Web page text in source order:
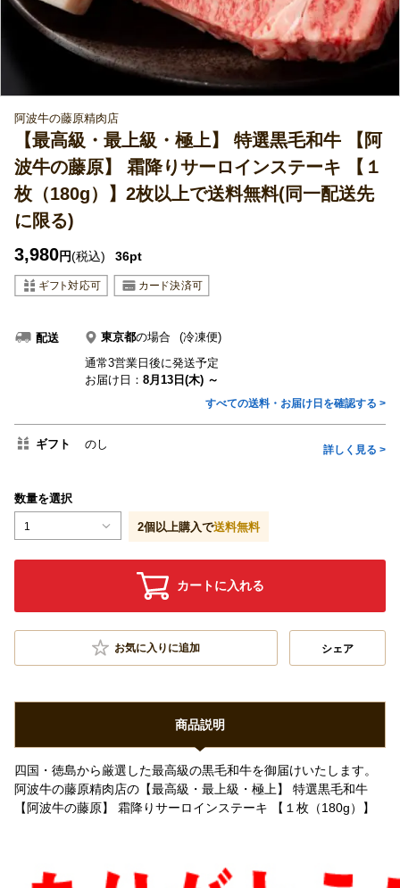
阿波牛の藤原精肉店
【最高級・最上級・極上】 特選黒毛和牛 【阿
波牛の藤原】 霜降りサーロインステーキ 【１
枚（180g）】2枚以上で送料無料(同一配送先
に限る)
3,980円(税込) 36pt
配送 東京都の場合
(冷凍便)
通常3営業日後に発送予定
お届け日： 8月13日(木) ～
すべての送料・お届け日を確認する >
ギフト のし 詳しく見る >
数量を選択
1 2個以上購入で送料無料
カートに入れる
お気に入りに追加 シェア
商品説明
四国・徳島から厳選した最高級の黒毛和牛を御届けいたします。
阿波牛の藤原精肉店の【最高級・最上級・極上】 特選黒毛和牛
【阿波牛の藤原】 霜降りサーロインステーキ 【１枚（180g）】